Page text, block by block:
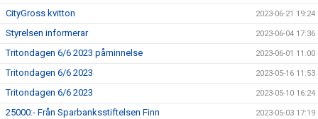
CityGross kvitton 2023-06-21 19:24
Styrelsen informerar 2023-06-04 17:36
Tritondagen 6/6 2023 påminnelse 2023-06-01 11:00
Tritondagen 6/6 2023 2023-05-16 11:53
Tritondagen 6/6 2023 2023-05-10 16:24
25000:- Från Sparbanksstiftelsen Finn 2023-05-03 17:19